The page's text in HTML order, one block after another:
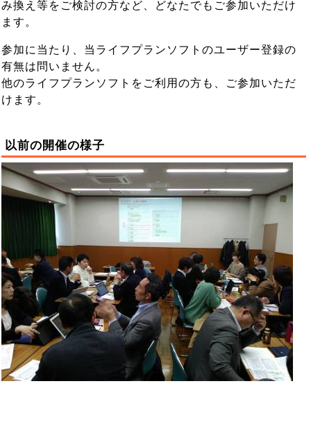
み換え等をご検討の方など、どなたでもご参加いただけ
ます。
参加に当たり、当ライフプランソフトのユーザー登録の
有無は問いません。
他のライフプランソフトをご利用の方も、ご参加いただ
けます。
以前の開催の様子